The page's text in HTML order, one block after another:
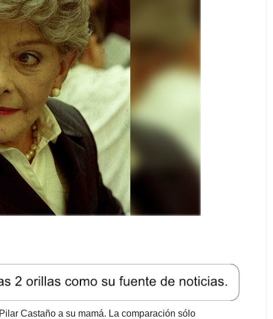
Castaño a su mamá. La comparación sólo